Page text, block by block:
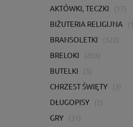
AKTÓWKI, TECZKI (17)
BIŻUTERIA RELIGIJNA
BRANSOLETKI (322)
BRELOKI (203)
BUTELKI (3)
CHRZEST ŚWIĘTY (3)
DŁUGOPISY (2)
GRY (31)